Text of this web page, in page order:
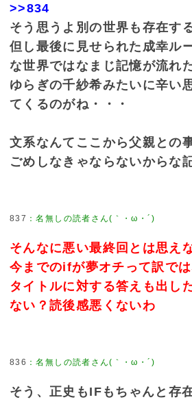
>>834
そう思うよ別の世界も存在す
但し最後に見せられた成幸ル
な世界ではなまじ記憶が流れ
ゆらぎの千紗希みたいに辛い
てくるのがね・・・
文系なんてここから父親との
ごめしなきゃならないからな
837 ：名無しの読者さん(｀・ω・´)
そんなに悪い最終回とは思え
今までのifが夢オチって訳で
タイトルに対する答えも出し
ない？読後感悪くないわ
836 ：名無しの読者さん(｀・ω・´)
そう、正史もIFもちゃんと存